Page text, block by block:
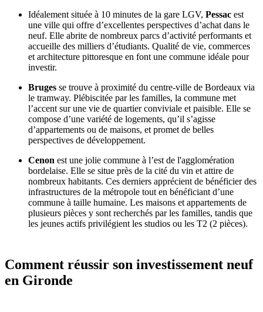
Idéalement située à 10 minutes de la gare LGV, Pessac est
une ville qui offre d’excellentes perspectives d’achat dans le
neuf. Elle abrite de nombreux parcs d’activité performants et
accueille des milliers d’étudiants. Qualité de vie, commerces
et architecture pittoresque en font une commune idéale pour
investir.
Bruges se trouve à proximité du centre-ville de Bordeaux via
le tramway. Plébiscitée par les familles, la commune met
l’accent sur une vie de quartier conviviale et paisible. Elle se
compose d’une variété de logements, qu’il s’agisse
d’appartements ou de maisons, et promet de belles
perspectives de développement.
Cenon est une jolie commune à l’est de l'agglomération
bordelaise. Elle se situe près de la cité du vin et attire de
nombreux habitants. Ces derniers apprécient de bénéficier des
infrastructures de la métropole tout en bénéficiant d’une
commune à taille humaine. Les maisons et appartements de
plusieurs pièces y sont recherchés par les familles, tandis que
les jeunes actifs privilégient les studios ou les T2 (2 pièces).
Comment réussir son investissement neuf
en Gironde